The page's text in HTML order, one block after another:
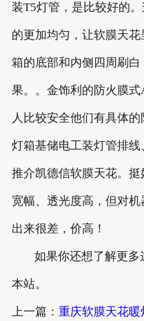
装T5灯管，是比较好的
的更加均匀，让软膜天
箱的底部和内侧四周刷
果。。金饰利的防火膜
人比较安全他们有具体
灯箱基储电工装灯管排
推介凯德信软膜天花。挺
宽幅、透光度高，但对
出来很差，价高！
如果你还想了解更
本站。
上一篇： 重庆软膜天花